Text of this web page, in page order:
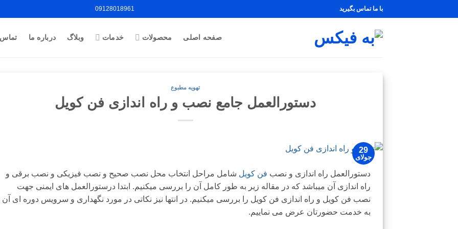
to
با ما تماس بگیرید 09128018961
صفحه اصلی محصولات خدمات وبلاگ درباره ما تماس
تهویه مطبوع
دستورالعمل جامع نصب و راه اندازی فن کویل
29
جولای
دستورالعمل راه اندازی و نصب فن کویل شامل مراحل انتخاب محل نصب صحیح و نصب فیزیکی و نصب برقی و
راه اندازی آن میباشد که در مقاله زیر به طور کامل آن را بررسی میکنیم. ابتدا درستورالعمل های ایمنی جهت
نصب فن کویل و راه اندازی فن کویل را بررسی میکنیم. در انتها نیز نکاتی در مورد نگهداری و سرویس دوره ای آن
به خدمت حضورتان عرض می نماییم.